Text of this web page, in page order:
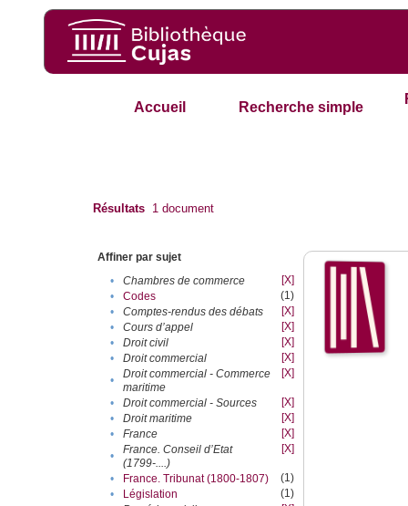
Accueil Recherche simple
Résultats 1 document
Affiner par sujet
•
Chambres de commerce
[X]
•
Codes
(1)
•
Comptes-rendus des débats
[X]
•
Cours d’appel
[X]
•
Droit civil
[X]
•
Droit commercial
[X]
•
Droit commercial - Commerce
maritime
[X]
• Droit commercial - Sources
[X]
•
Droit maritime
[X]
•
France
[X]
•
France. Conseil d’Etat
(1799-....)
[X]
• France. Tribunat (1800-1807)
(1)
•
Législation
(1)